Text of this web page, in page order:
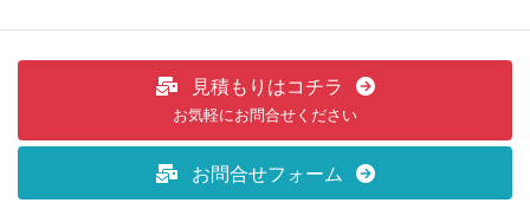
見積もりはコチラ
お気軽にお問合せください
お問合せフォーム